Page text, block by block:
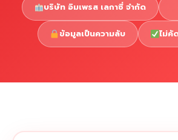
Copyright © 2026 รับทำวิจัย รับทำ
บริษัท อิมเพรส เลกาซี่ จำกัด
ข้อมูลเป็นความลับ ไม่คั